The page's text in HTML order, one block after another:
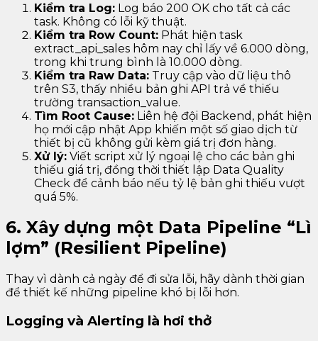
Kiểm tra Log: Log báo 200 OK cho tất cả các
task. Không có lỗi kỹ thuật.
Kiểm tra Row Count: Phát hiện task
extract_api_sales hôm nay chỉ lấy về 6.000 dòng,
trong khi trung bình là 10.000 dòng.
Kiểm tra Raw Data: Truy cập vào dữ liệu thô
trên S3, thấy nhiều bản ghi API trả về thiếu
trường transaction_value.
Tìm Root Cause: Liên hệ đội Backend, phát hiện
họ mới cập nhật App khiến một số giao dịch từ
thiết bị cũ không gửi kèm giá trị đơn hàng.
Xử lý: Viết script xử lý ngoại lệ cho các bản ghi
thiếu giá trị, đồng thời thiết lập Data Quality
Check để cảnh báo nếu tỷ lệ bản ghi thiếu vượt
quá 5%.
6. Xây dựng một Data Pipeline “Lì
lợm” (Resilient Pipeline)
Thay vì dành cả ngày để đi sửa lỗi, hãy dành thời gian
để thiết kế những pipeline khó bị lỗi hơn.
Logging và Alerting là hơi thở